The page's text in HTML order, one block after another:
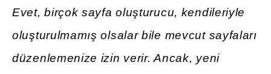
Evet, birçok sayfa oluşturucu, kendileriyle
oluşturulmamış olsalar bile mevcut sayfaları
düzenlemenize izin verir. Ancak, yeni